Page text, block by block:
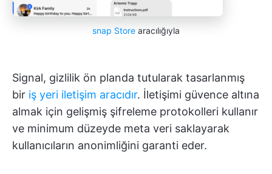
snap Store aracılığıyla
Signal, gizlilik ön planda tutularak tasarlanmış
bir iş yeri iletişim aracıdır. İletişimi güvence altına
almak için gelişmiş şifreleme protokolleri kullanır
ve minimum düzeyde meta veri saklayarak
kullanıcıların anonimliğini garanti eder.